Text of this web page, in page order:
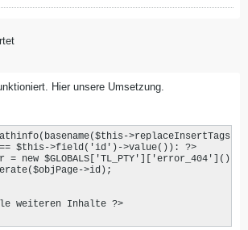
Hier unsere Umsetzung.
$this->field('id')->value()): ?>
= new $GLOBALS['TL_PTY']['error_404']();
>id);
weiteren Inhalte ?>